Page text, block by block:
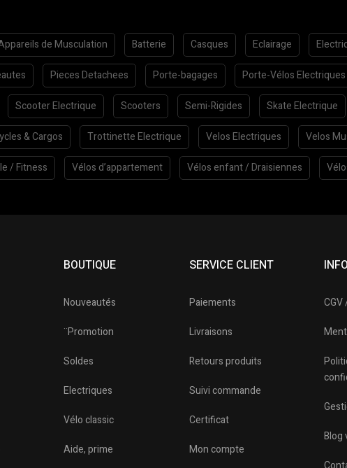
de Musculation Batterie Casques Eclairage
Pieces Detachees Porte-bagages Porte-Vélos Electriques
Scooter Electrique Scooters Semi-Rigides Skate Electrique
& Cargos Trottinette Electrique Velos Electriques Velos
/ Fitness Vélos d’appartement Vélos enfant / Draisiennes
BOUTIQUE
Nouveautés
¨Promotion
Soldes
Electriques
Vélo classic
Aide, prime
SERVICE CLIENT
Paiements
Livraisons
Retours produits
Suivi commande
Certificat
Mon compte
CGV
Blog